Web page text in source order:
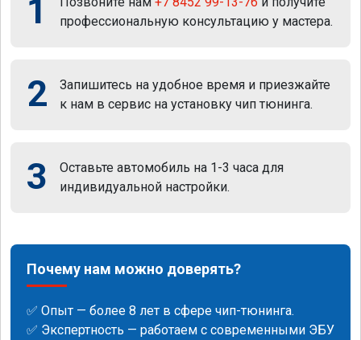
1
профессиональную консультацию у мастера.
2
Запишитесь на удобное время и приезжайте
к нам в сервис на установку чип тюнинга.
3
Оставьте автомобиль на 1-3 часа для
индивидуальной настройки.
Почему нам можно доверять?
✅ Опыт — более 8 лет в сфере чип-тюнинга.
✅ Экспертность — работаем с современными ЭБУ